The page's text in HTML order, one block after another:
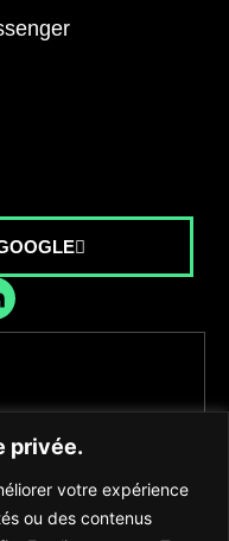
privée.
votre expérience
ou des contenus
nouvelles de